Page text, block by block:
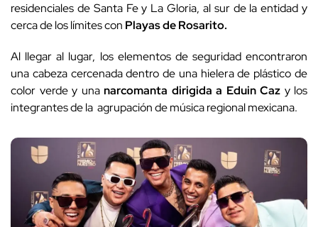
residenciales de Santa Fe y La Gloria, al sur de la entidad y
cerca de los límites con Playas de Rosarito.
Al llegar al lugar, los elementos de seguridad encontraron
una cabeza cercenada dentro de una hielera de plástico de
color verde y unanarcomanta dirigida a Eduin Caz y los
integrantes de la agrupación de música regional mexicana.